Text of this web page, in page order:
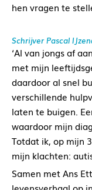
hen vragen te
Schrijver Pascal
‘Al van jongs af
met mijn
daardoor al snel
verschillende
laten te buigen.
waardoor mijn
Totdat ik, op mijn
mijn klachten:
Samen met Ans